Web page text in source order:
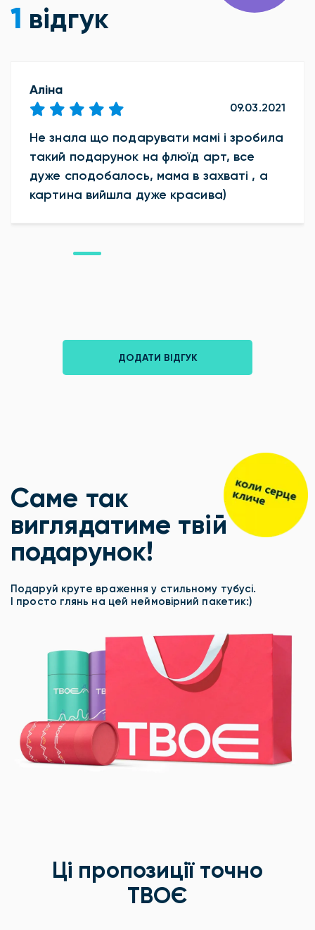
1 відгук
Аліна
09.03.2021
Не знала що подарувати мамі і зробила
такий подарунок на флюїд арт, все
дуже сподобалось, мама в захваті , а
картина вийшла дуже красива)
ДОДАТИ ВІДГУК
Саме так
виглядатиме твій
подарунок!
Подаруй круте враження у стильному тубусі.
І просто глянь на цей неймовірний пакетик:)
Ці пропозиції точно
ТВОЄ